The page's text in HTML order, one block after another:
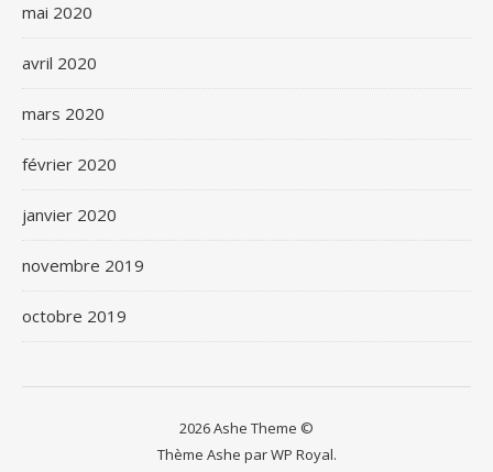
mai 2020
avril 2020
mars 2020
février 2020
janvier 2020
novembre 2019
octobre 2019
2026 Ashe Theme ©
Thème Ashe parWP Royal.